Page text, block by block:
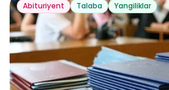
Abituriyent Talaba Yangiliklar